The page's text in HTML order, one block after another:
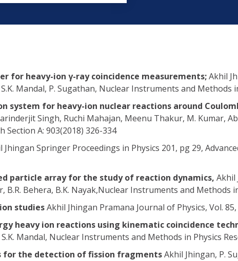
for heavy-ion γ-ray coincidence measurements;Akhil
Mandal, P. Sugathan, Nuclear Instruments and Methods
system for heavy-ion nuclear reactions around
Singh, Ruchi Mahajan, Meenu Thakur, M. Kumar,
A: 903(2018) 326-334
Springer Proceedings in Physics 201, pg 29,
particle array for the study of reaction dynamics, Akhil
B.R. Behera, B.K. Nayak,Nuclear Instruments and Methods
studiesAkhil Jhingan Pramana Journal of Physics, Vol.
heavy ion reactions using kinematic coincidence
Mandal, Nuclear Instruments and Methods in Physics
the detection of fission fragmentsAkhil Jhingan, P.